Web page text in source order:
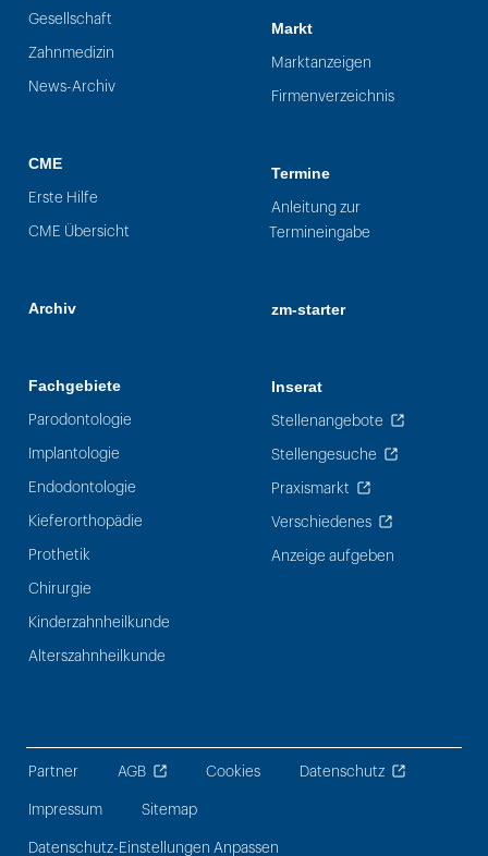
Gesellschaft
Zahnmedizin
News-Archiv
CME
Erste Hilfe
CME Übersicht
Archiv
Fachgebiete
Parodontologie
Implantologie
Endodontologie
Kieferorthopädie
Prothetik
Chirurgie
Kinderzahnheilkunde
Alterszahnheilkunde
Markt
Marktanzeigen
Firmenverzeichnis
Termine
Anleitung zur
Termineingabe
zm-starter
Inserat
Stellenangebote
Stellengesuche
Praxismarkt
Verschiedenes
Anzeige aufgeben
Partner AGB Cookies Datenschutz
Impressum Sitemap
Datenschutz-Einstellungen Anpassen